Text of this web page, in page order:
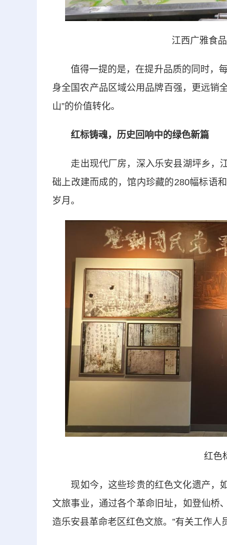
江西广雅食
值得一提的是，在提升品质的同时，每
身全国农产品区域公用品牌百强，更远销
山”的价值转化。
红标铸魂，历史回响中的绿色新篇
走出现代厂房，深入乐安县湖坪乡，江
础上改建而成的，馆内珍藏的280幅标语
岁月。
红色
现如今，这些珍贵的红色文化遗产，如
文旅事业，通过各个革命旧址，如登仙桥
造乐安县革命老区红色文旅。”有关工作人